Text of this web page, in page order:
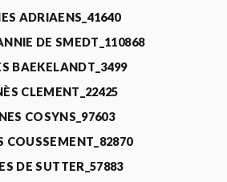
ADRIAENS_41640
DE SMEDT_110868
BAEKELANDT_3499
CLEMENT_22425
COSYNS_97603
COUSSEMENT_82870
DE SUTTER_57883